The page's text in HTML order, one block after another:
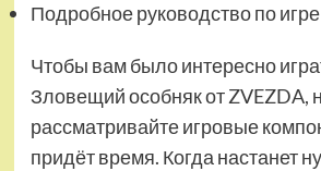
Подробное руководство по игре
Чтобы вам было интересно
Зловещий особняк от ZVEZDA,
рассматривайте игровые
придёт время. Когда настанет